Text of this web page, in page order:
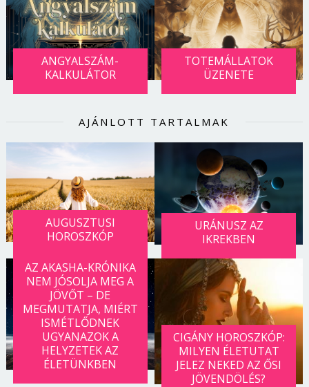
ANGYALSZÁM-
KALKULÁTOR
TOTEMÁLLATOK
ÜZENETE
AJÁNLOTT TARTALMAK
AUGUSZTUSI
HOROSZKÓP
URÁNUSZ AZ
IKREKBEN
AZ AKASHA-KRÓNIKA
NEM JÓSOLJA MEG A
JÖVŐT – DE
MEGMUTATJA, MIÉRT
ISMÉTLŐDNEK
UGYANAZOK A
HELYZETEK AZ
ÉLETÜNKBEN
CIGÁNY HOROSZKÓP:
MILYEN ÉLETUTAT
JELEZ NEKED AZ ŐSI
JÖVENDÖLÉS?
Jelszó
Mégse Bejelentkezés